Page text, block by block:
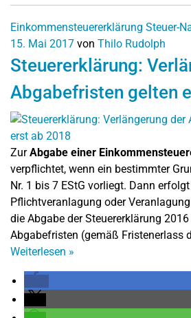
Einkommensteuererklärung Steuer-
15. Mai 2017 von Thilo Rudolph
Steuererklärung:
Abgabefristen gelten
ZurAbgabe einer
verpflichtet, wenn ein bestimmter
Nr. 1 bis 7 EStG vorliegt. Dann
Pflichtveranlagung oder
die Abgabe der Steuererklärung
Abgabefristen (gemäß Fristenerlass
Weiterlesen »